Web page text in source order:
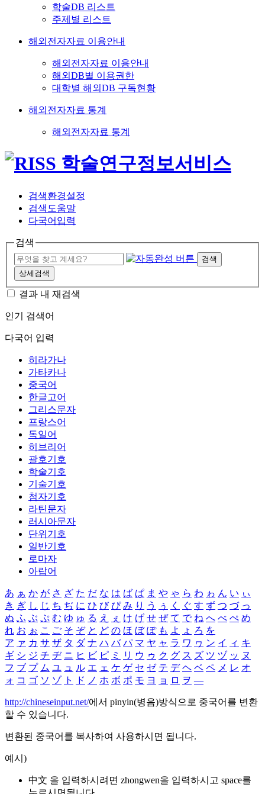
학술DB 리스트
주제별 리스트
해외전자자료 이용안내
해외전자자료 이용안내
해외DB별 이용권한
대학별 해외DB 구독현황
해외전자자료 통계
해외전자자료 통계
검색환경설정
검색도움말
다국어입력
검색
검색
상세검색
결과 내 재검색
인기 검색어
다국어 입력
히라가나
가타카나
중국어
한글고어
그리스문자
프랑스어
독일어
히브리어
괄호기호
학술기호
기술기호
첨자기호
라틴문자
러시아문자
단위기호
일반기호
로마자
아랍어
あ ぁ か が さ ざ た だ な は ば ぱ ま や ゃ ら わ ゎ ん い ぃ
き ぎ し じ ち ぢ に ひ び ぴ み り う ぅ く ぐ す ず つ づ っ
ぬ ふ ぶ ぷ む ゆ ゅ る え ぇ け げ せ ぜ て で ね へ べ ぺ め
れ お ぉ こ ご そ ぞ と ど の ほ ぼ ぽ も よ ょ ろ を
ア ァ カ サ ザ タ ダ ナ ハ バ パ マ ヤ ャ ラ ワ ヮ ン イ ィ キ
ギ シ ジ チ ヂ ニ ヒ ビ ピ ミ リ ウ ゥ ク グ ス ズ ツ ヅ ッ ヌ
フ ブ プ ム ユ ュ ル エ ェ ケ ゲ セ ゼ テ デ ヘ ベ ペ メ レ オ
ォ コ ゴ ソ ゾ ト ド ノ ホ ボ ポ モ ヨ ョ ロ ヲ ―
http://chineseinput.net/에서 pinyin(병음)방식으로 중국어를 변환
할 수 있습니다.
변환된 중국어를 복사하여 사용하시면 됩니다.
예시)
中文 을 입력하시려면 zhongwen을 입력하시고 space를